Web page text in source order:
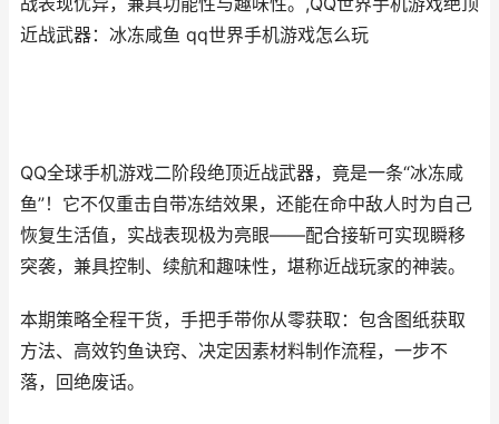
近战武器：冰冻咸鱼 qq世界手机游戏怎么玩
QQ全球手机游戏二阶段绝顶近战武器，竟是一条“冰冻咸
鱼”！它不仅重击自带冻结效果，还能在命中敌人时为自己
恢复生活值，实战表现极为亮眼——配合接斩可实现瞬移
突袭，兼具控制、续航和趣味性，堪称近战玩家的神装。
本期策略全程干货，手把手带你从零获取：包含图纸获取
方法、高效钓鱼诀窍、决定因素材料制作流程，一步不
落，回绝废话。